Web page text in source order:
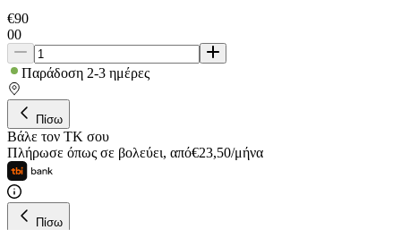
€90
00
Παράδοση 2-3 ημέρες
Πίσω
Βάλε τον ΤΚ σου
Πλήρωσε όπως σε βολεύει, από€23,50/μήνα
Πίσω